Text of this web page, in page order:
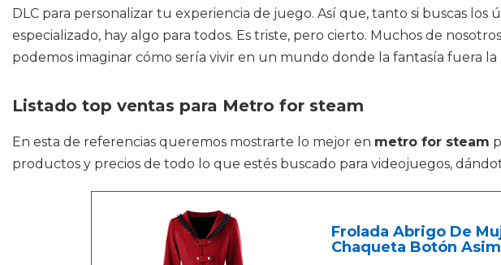
DLC para personalizar tu experiencia de juego. Así que, tanto si buscas
especializado, hay algo para todos. Es triste, pero cierto. Muchos de
podemos imaginar cómo sería vivir en un mundo donde la fantasía fuera la
Listado top ventas para Metro for steam
En esta de referencias queremos mostrarte lo mejor en metro for steam
productos y precios de todo lo que estés buscado para videojuegos,
Frolada Abrigo De
Chaqueta Botón